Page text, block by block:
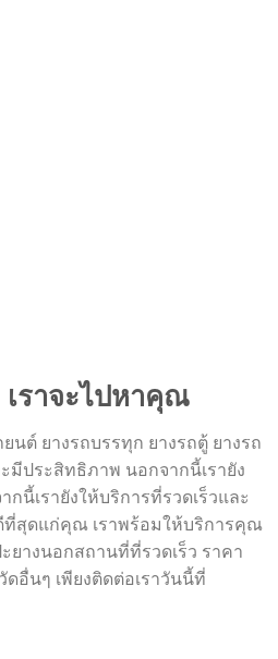
เราจะไปหาคุณ
นต์ ยางรถบรรทุก ยางรถตู้ ยางรถ
มีประสิทธิภาพ นอกจากนี้เรายัง
เรายังให้บริการที่รวดเร็วและ
ที่สุดแก่คุณ เราพร้อมให้บริการคุณ
ยางนอกสถานที่ที่รวดเร็ว ราคา
อื่นๆ เพียงติดต่อเราวันนี้ที่